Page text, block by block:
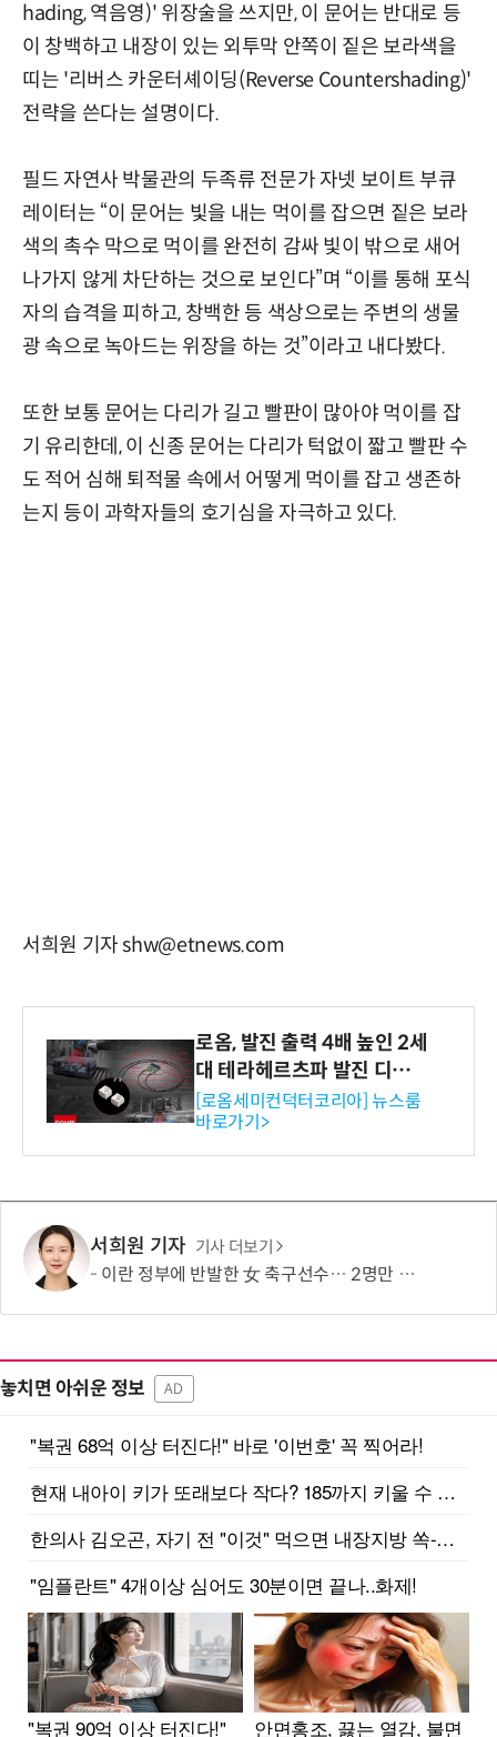
hading, 역음영)' 위장술을 쓰지만, 이 문어는 반대로 등
이 창백하고 내장이 있는 외투막 안쪽이 짙은 보라색을
띠는 '리버스 카운터셰이딩(Reverse Countershading)'
전략을 쓴다는 설명이다.
필드 자연사 박물관의 두족류 전문가 자넷 보이트 부큐
레이터는 “이 문어는 빛을 내는 먹이를 잡으면 짙은 보라
색의 촉수 막으로 먹이를 완전히 감싸 빛이 밖으로 새어
나가지 않게 차단하는 것으로 보인다”며 “이를 통해 포식
자의 습격을 피하고, 창백한 등 색상으로는 주변의 생물
광 속으로 녹아드는 위장을 하는 것”이라고 내다봤다.
또한 보통 문어는 다리가 길고 빨판이 많아야 먹이를 잡
기 유리한데, 이 신종 문어는 다리가 턱없이 짧고 빨판 수
도 적어 심해 퇴적물 속에서 어떻게 먹이를 잡고 생존하
는지 등이 과학자들의 호기심을 자극하고 있다.
서희원 기자 shw@etnews.com
로옴, 발진 출력 4배 높인 2세
대 테라헤르츠파 발진 디바이
스 개발
[로옴세미컨덕터코리아] 뉴스룸
바로가기>
서희원 기자 기사 더보기
이란 정부에 반발한 女 축구선수… 2명만 호주 시민권 취득
놓치면 아쉬운 정보 AD